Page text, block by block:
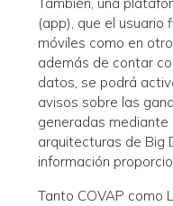
También, una
(app), que el usuario
móviles como en
además de contar
datos, se podrá
avisos sobre las
generadas
arquitecturas de Big
información
Tanto COVAP como